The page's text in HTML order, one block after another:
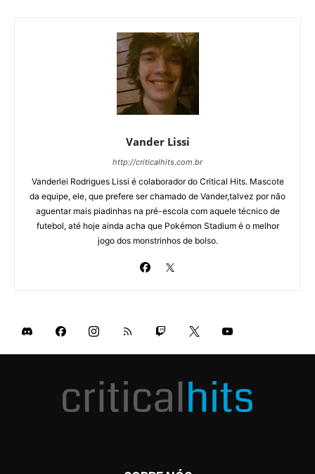
Vander Lissi
http://criticalhits.com.br
Vanderlei Rodrigues Lissi é colaborador do Critical Hits. Mascote
da equipe, ele, que prefere ser chamado de Vander,talvez por não
aguentar mais piadinhas na pré-escola com aquele técnico de
futebol, até hoje ainda acha que Pokémon Stadium é o melhor
jogo dos monstrinhos de bolso.